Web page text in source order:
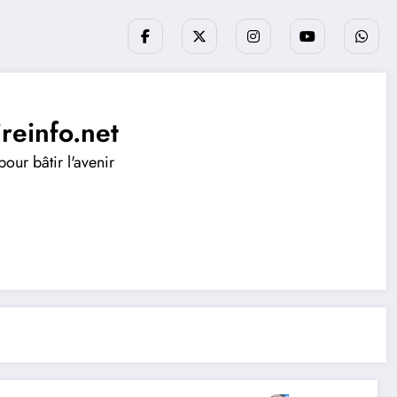
bâtir l'avenir